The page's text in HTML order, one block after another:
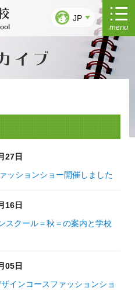
JP
menu
イブ
27日
ッションショー開催しました
16日
スクール＝秋＝の案内と学校
05日
インコースファッションショ